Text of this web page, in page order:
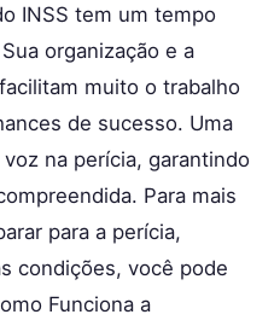
INSS tem um tempo
organização e a
muito o trabalho
de sucesso. Uma
na perícia, garantindo
Para mais
para a perícia,
condições, você pode
Funciona a